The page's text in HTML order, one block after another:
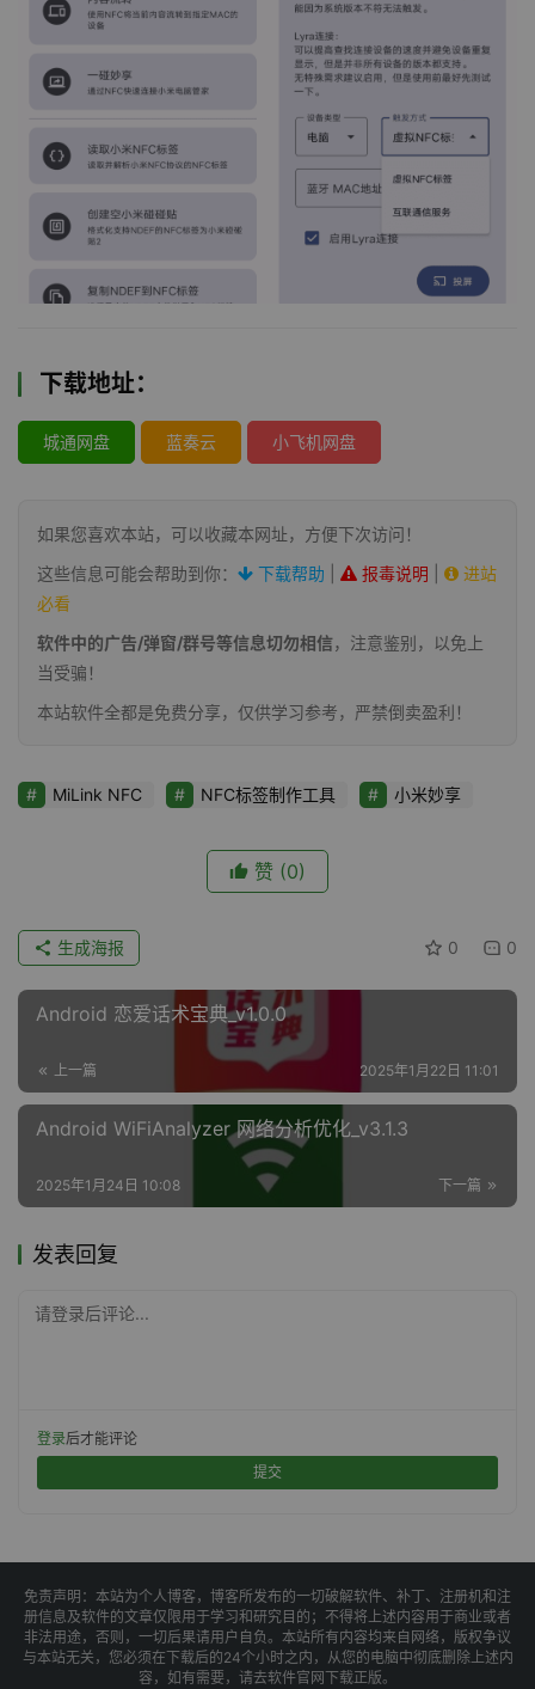
下载地址：
城通网盘 蓝奏云 小飞机网盘
如果您喜欢本站，可以收藏本网址，方便下次访问！
这些信息可能会帮助到你：
下载帮助 报毒说明
进站
必看
软件中的广告/弹窗/群号等信息切勿相信，注意鉴别，以免上
当受骗！
本站软件全都是免费分享，仅供学习参考，严禁倒卖盈利！
MiLink NFC NFC标签制作工具 小米妙享
赞 (0)
0 0
生成海报
Android 恋爱话术宝典_v1.0.0
上一篇 2025年1月22日 11:01
Android WiFiAnalyzer 网络分析优化_v3.1.3
下一篇
2025年1月24日 10:08
发表回复
请登录后评论...
登录后才能评论
提交
免责声明：本站为个人博客，博客所发布的一切破解软件、补丁、注册机和注
册信息及软件的文章仅限用于学习和研究目的；不得将上述内容用于商业或者
非法用途，否则，一切后果请用户自负。本站所有内容均来自网络，版权争议
与本站无关，您必须在下载后的24个小时之内，从您的电脑中彻底删除上述内
容，如有需要，请去软件官网下载正版。